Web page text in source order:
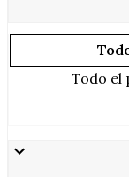
Todo el